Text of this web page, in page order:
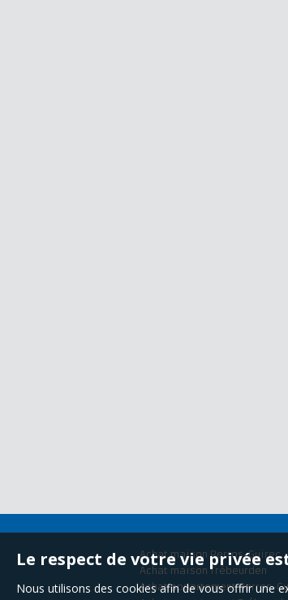
Achat maison Perros-Guirec
Achat maison Trébeurden
Achat appartement Perros-
Le respect de votre vie privée
Nous utilisons des cookies afin de vous offrir une